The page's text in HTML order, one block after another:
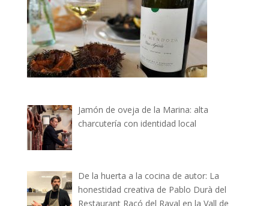
Jamón de oveja de la Marina: alta
charcutería con identidad local
De la huerta a la cocina de autor: La
honestidad creativa de Pablo Durà del
Restaurant Racó del Raval en la Vall de